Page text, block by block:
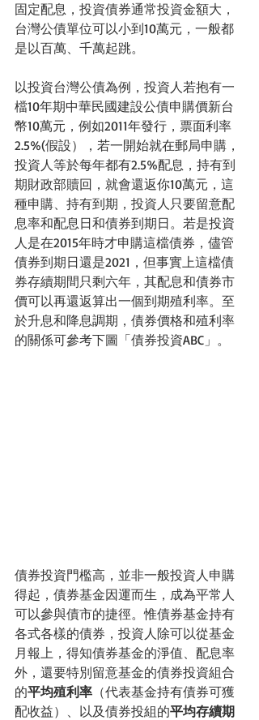
固定配息，投資債券通常投資金額大，
台灣公債單位可以小到10萬元，一般都
是以百萬、千萬起跳。
以投資台灣公債為例，投資人若抱有一
檔10年期中華民國建設公債申購價新台
幣10萬元，例如2011年發行，票面利率
2.5%(假設），若一開始就在郵局申購，
投資人等於每年都有2.5%配息，持有到
期財政部贖回，就會還返你10萬元，這
種申購、持有到期，投資人只要留意配
息率和配息日和債券到期日。若是投資
人是在2015年時才申購這檔債券，儘管
債券到期日還是2021，但事實上這檔債
券存續期間只剩六年，其配息和債券市
價可以再還返算出一個到期殖利率。至
於升息和降息調期，債券價格和殖利率
的關係可參考下圖「債券投資ABC」。
債券投資門檻高，並非一般投資人申購
得起，債券基金因運而生，成為平常人
可以參與債市的捷徑。惟債券基金持有
各式各樣的債券，投資人除可以從基金
月報上，得知債券基金的淨值、配息率
外，還要特別留意基金的債券投資組合
的平均殖利率 （代表基金持有債券可獲
配收益）、以及債券投組的平均存續期